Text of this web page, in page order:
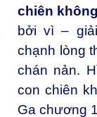
chiên
bởi vì –
chạnh lòng
chán nản.
con chiên
Ga chương